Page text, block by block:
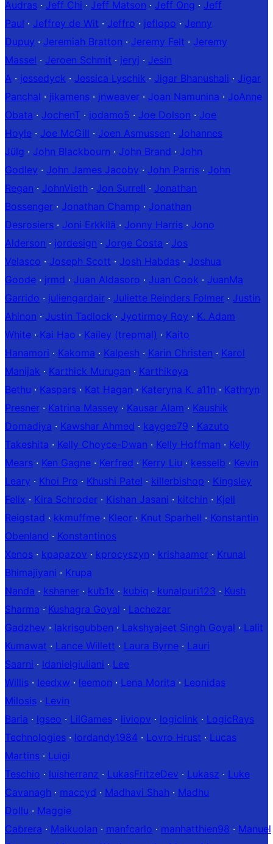
Audras · Jeff Chi · Jeff Matson · Jeff Ong · Jeff
Paul · Jeffrey de Wit · Jeffro · jeflopo · Jenny
Dupuy · Jeremiah Bratton · Jeremy Felt · Jeremy
Massel · Jeroen Schmit · jeryj · Jesin
A · jessedyck · Jessica Lyschik · Jigar Bhanushali · Jigar
Panchal · jikamens · jnweaver · Joan Namunina · JoAnne
Obata · JochenT · jodamo5 · Joe Dolson · Joe
Hoyle · Joe McGill · Joen Asmussen · Johannes
Jülg · John Blackbourn · John Brand · John
Godley · John James Jacoby · John Parris · John
Regan · JohnVieth · Jon Surrell · Jonathan
Bossenger · Jonathan Champ · Jonathan
Desrosiers · Joni Erkkilä · Jonny Harris · Jono
Alderson · jordesign · Jorge Costa · Jos
Velasco · Joseph Scott · Josh Habdas · Joshua
Goode · jrmd · Juan Aldasoro · Juan Cook · JuanMa
Garrido · juliengardair · Juliette Reinders Folmer · Justin
Ahinon · Justin Tadlock · Jyotirmoy Roy · K. Adam
White · Kai Hao · Kailey (trepmal) · Kaito
Hanamori · Kakoma · Kalpesh · Karin Christen · Karol
Manijak · Karthick Murugan · Karthikeya
Bethu · Kaspars · Kat Hagan · Kateryna K. a11n · Kathryn
Presner · Katrina Massey · Kausar Alam · Kaushik
Domadiya · Kawshar Ahmed · kaygee79 · Kazuto
Takeshita · Kelly Choyce-Dwan · Kelly Hoffman · Kelly
Mears · Ken Gagne · Kerfred · Kerry Liu · kesselb · Kevin
Leary · Khoi Pro · Khushi Patel · killerbishop · Kingsley
Felix · Kira Schroder · Kishan Jasani · kitchin · Kjell
Reigstad · kkmuffme · Kleor · Knut Sparhell · Konstantin
Obenland · Konstantinos
Xenos · kpapazov · kprocyszyn · krishaamer · Krunal
Bhimajiyani · Krupa
Nanda · kshaner · kub1x · kubiq · kunalpuri123 · Kush
Sharma · Kushagra Goyal · Lachezar
Gadzhev · lakrisgubben · Lakshyajeet Singh Goyal · Lalit
Kumawat · Lance Willett · Laura Byrne · Lauri
Saarni · ldanielgiuliani · Lee
Willis · leedxw · leemon · Lena Morita · Leonidas
Milosis · Levin
Baria · lgseo · LilGames · liviopv · logiclink · LogicRays
Technologies · lordandy1984 · Lovro Hrust · Lucas
Martins · Luigi
Teschio · luisherranz · LukasFritzeDev · Lukasz · Luke
Cavanagh · maccyd · Madhavi Shah · Madhu
Dollu · Maggie
Cabrera · Maikuolan · manfcarlo · manhatthien98 · Manuel